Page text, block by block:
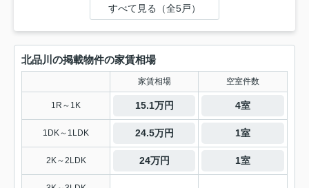
すべて見る（全5戸）
北品川の掲載物件の家賃相場
家賃相場 空室件数
1R～1K 15.1万円 4室
1DK～1LDK 24.5万円 1室
2K～2LDK 24万円 1室